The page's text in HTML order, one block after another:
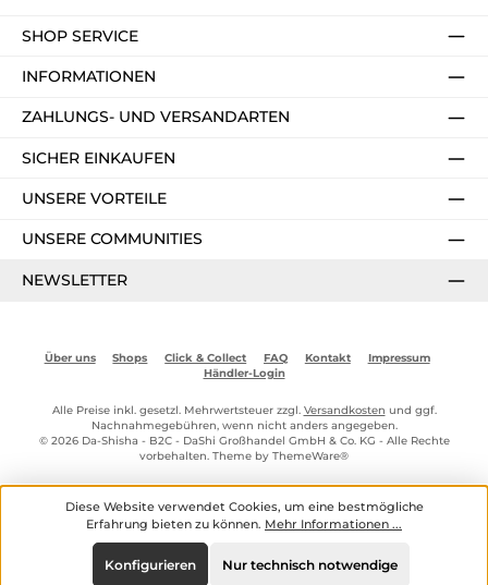
SHOP SERVICE
INFORMATIONEN
ZAHLUNGS- UND VERSANDARTEN
SICHER EINKAUFEN
UNSERE VORTEILE
UNSERE COMMUNITIES
NEWSLETTER
Über uns Shops Click & Collect FAQ Kontakt
Impressum
Händler-Login
Alle Preise inkl. gesetzl. Mehrwertsteuer zzgl. Versandkosten und ggf.
Nachnahmegebühren, wenn nicht anders angegeben.
© 2026 Da-Shisha - B2C - DaShi Großhandel GmbH & Co. KG - Alle Rechte
vorbehalten. Theme by ThemeWare®
Diese Website verwendet Cookies, um eine bestmögliche
Erfahrung bieten zu können. Mehr Informationen ...
Nur technisch notwendige
Konfigurieren